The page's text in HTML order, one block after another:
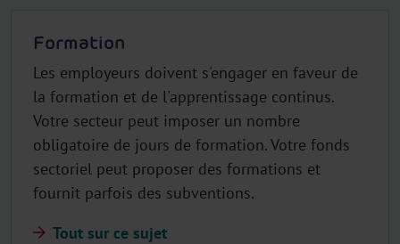
Formation
Les employeurs doivent s'engager en faveur de
la formation et de l'apprentissage continus.
Votre secteur peut imposer un nombre
obligatoire de jours de formation. Votre fonds
sectoriel peut proposer des formations et
fournit parfois des subventions.
Tout sur ce sujet